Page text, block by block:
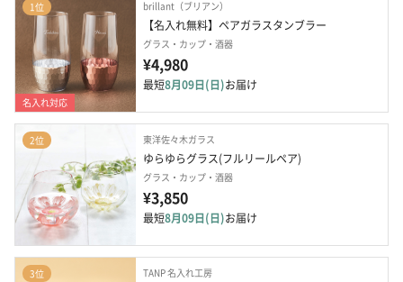
1位
名入れ対応
brillant（ブリアン）
【名入れ無料】ペアガラスタンブラー
グラス・カップ・酒器
¥4,980
最短8月09日(日)お届け
2位 東洋佐々木ガラス
ゆらゆらグラス(フルリールペア)
グラス・カップ・酒器
¥3,850
最短8月09日(日)お届け
3位 TANP 名入れ工房